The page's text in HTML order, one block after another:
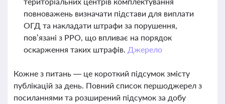
повноважень визначати підстави для виплати
ОГД та накладати штрафи за порушення,
пов’язані з РРО, що впливає на порядок
оскарження таких штрафів. Джерело
Кожне з питань — це короткий підсумок змісту
публікацій за день. Повний список першоджерел з
посиланнями та розширений підсумок за добу